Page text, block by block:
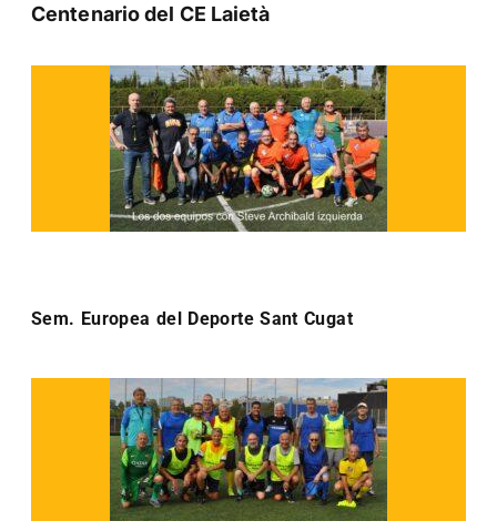
Centenario del CE Laietà
Sem. Europea del Deporte Sant Cugat